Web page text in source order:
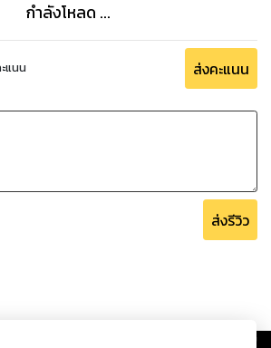
กำลังโหลด ...
แนน ส่งคะแนน
ส่งรีวิว